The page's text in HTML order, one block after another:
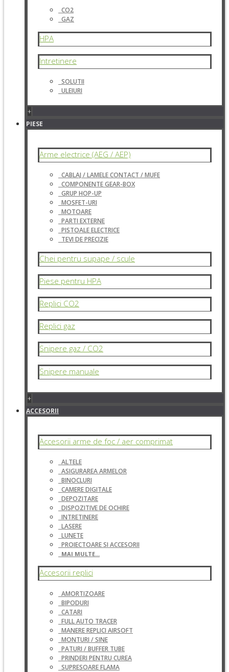
CO2
GAZ
HPA
Intretinere
SOLUTII
ULEIURI
+
PIESE
Arme electrice (AEG / AEP)
CABLAJ / LAMELE CONTACT / MUFE
COMPONENTE GEAR-BOX
GRUP HOP-UP
MOSFET-URI
MOTOARE
PARTI EXTERNE
PISTOALE ELECTRICE
TEVI DE PRECIZIE
Chei pentru supape / scule
Piese pentru HPA
Replici CO2
Replici gaz
Snipere gaz / CO2
Snipere manuale
+
ACCESORII
Accesorii arme de foc / aer comprimat
ALTELE
ASIGURAREA ARMELOR
BINOCLURI
CAMERE DIGITALE
DEPOZITARE
DISPOZITIVE DE OCHIRE
INTRETINERE
LASERE
LUNETE
PROIECTOARE SI ACCESORII
MAI MULTE...
Accesorii replici
AMORTIZOARE
BIPODURI
CATARI
FULL AUTO TRACER
MANERE REPLICI AIRSOFT
MONTURI / SINE
PATURI / BUFFER TUBE
PRINDERI PENTRU CUREA
SUPRESOARE FLAMA